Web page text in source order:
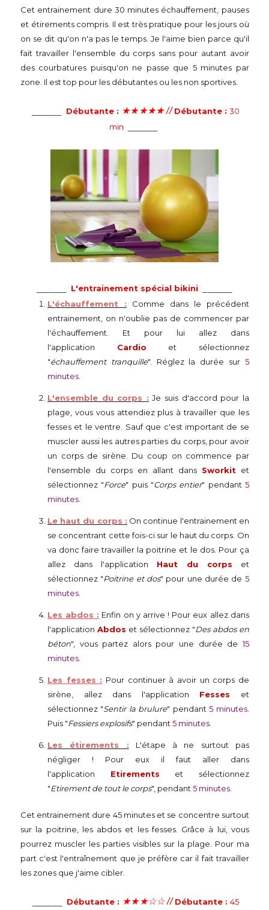
Cet entrainement dure 30 minutes échauffement, pauses
et étirements compris. Il est très pratique pour les jours où
on se dit qu'on n'a pas le temps. Je l'aime bien parce qu'il
fait travailler l'ensemble du corps sans pour autant avoir
des courbatures puisqu'on ne passe que 5 minutes par
zone. Il est top pour les débutantes ou les non sportives.
Débutante : ★★★★★ //Débutante :30
min
L'entrainement spécial bikini
L'échauffement : Comme dans le précédent
entrainement, on n'oublie pas de commencer par
l'échauffement. Et pour lui allez dans
l'application Cardio et sélectionnez
"échauffement tranquille". Réglez la durée sur 5
minutes
L'ensemble du corps : Je suis d'accord pour la
plage, vous vous attendiez plus à travailler que les
fesses et le ventre. Sauf que c'est important de se
muscler aussi les autres parties du corps, pour avoir
un corps de sirène. Du coup on commence par
l'ensemble du corps en allant dans Sworkitet
sélectionnez "Force" puis "Corps entier" pendant 5
minutes
Le haut du corps : On continue l'entrainement en
se concentrant cette fois-ci sur le haut du corps. On
va donc faire travailler la poitrine et le dos. Pour ça
allez dans l'application Haut du corps et
sélectionnez "Poitrine et dos" pour une durée de 5
minutes
Les abdos : Enfin on y arrive ! Pour eux allez dans
l'application Abdos et sélectionnez "Des abdos en
béton", vous partez alors pour une durée de15
minutes
Les fesses : Pour continuer à avoir un corps de
sirène, allez dans l'application Fesses et
sélectionnez "Sentir la brulure" pendant5 minutes.
Puis "Fessiers explosifs" pendant 5 minutes
Les étirements : L'étape à ne surtout pas
négliger ! Pour eux il faut aller dans
l'application Etirements et sélectionnez
"Etirement de tout le corps", pendant 5 minutes
Cet entrainement dure 45 minutes et se concentre surtout
sur la poitrine, les abdos et les fesses. Grâce à lui, vous
pourrez muscler les parties visibles sur la plage. Pour ma
part c'est l'entraînement que je préfère car il fait travailler
les zones que j'aime cibler.
Débutante : ★★★☆☆//Débutante :45